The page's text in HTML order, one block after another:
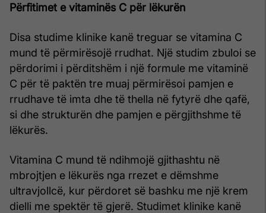
Përfitimet e vitaminës C për lëkurën
Disa studime klinike kanë treguar se vitamina C
mund të përmirësojë rrudhat. Një studim zbuloi se
përdorimi i përditshëm i një formule me vitaminë
C për të paktën tre muaj përmirësoi pamjen e
rrudhave të imta dhe të thella në fytyrë dhe qafë,
si dhe strukturën dhe pamjen e përgjithshme të
lëkurës.
Vitamina C mund të ndihmojë gjithashtu në
mbrojtjen e lëkurës nga rrezet e dëmshme
ultravjollcë, kur përdoret së bashku me një krem
dielli me spektër të gjerë. Studimet klinike kanë